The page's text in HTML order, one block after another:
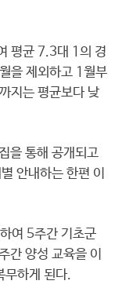
평균 7.3대 1의 경
을 제외하고 1월부
지는 평균보다 낮
을 통해 공개되고
안내하는 한편 이
여 5주간 기초군
양성 교육을 이
무하게 된다.